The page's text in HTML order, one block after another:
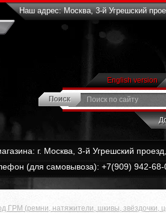
Наш адрес: Москва, 3-й Угрешский
English version
г. Москва, 3-й Угрешский
(для самовывоза): +7(909) 942-
ГРМ (ремни, натяжители, шкивы, звёздочки,